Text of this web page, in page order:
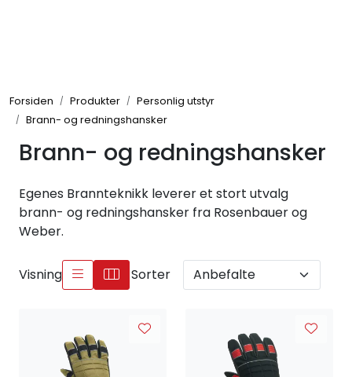
Forsiden Produkter
Personlig utstyr
Brann- og redningshansker
Brann- og redningshansker
Egenes Brannteknikk leverer et stort utvalg
brann- og redningshansker fra Rosenbauer og
Weber.
Visning Sorter
Produkter
Reservedeler
Nyheter
Om oss
Kvalitet og miljø